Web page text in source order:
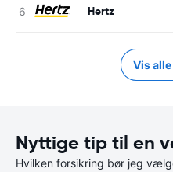
Hertz
Vis
Nyttige tip til en
Hvilken forsikring bør jeg